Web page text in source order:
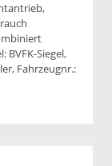
BVFK-Siegel,
Fahrzeugnr.: